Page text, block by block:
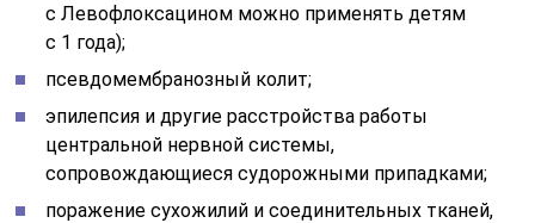
с Левофлоксацином можно применять детям
с 1 года);
псевдомембранозный колит;
эпилепсия и другие расстройства работы
центральной нервной системы,
сопровождающиеся судорожными припадками;
поражение сухожилий и соединительных тканей,